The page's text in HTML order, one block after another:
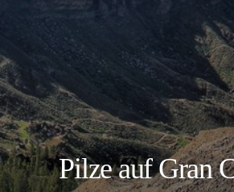
Pilze auf Gran